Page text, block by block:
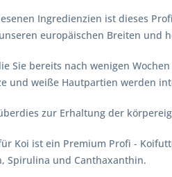
Ingredienzien ist dieses
europäischen Breiten und
Sie bereits nach wenigen
und weiße Hautpartien werden
zur Erhaltung der
Koi ist ein Premium Profi -
Spirulina und Canthaxanthin.